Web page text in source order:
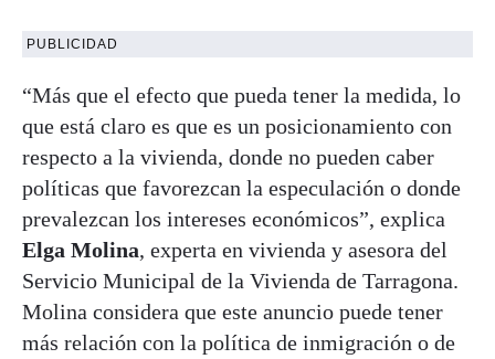
PUBLICIDAD
“Más que el efecto que pueda tener la medida, lo
que está claro es que es un posicionamiento con
respecto a la vivienda, donde no pueden caber
políticas que favorezcan la especulación o donde
prevalezcan los intereses económicos”, explica
Elga Molina, experta en vivienda y asesora del
Servicio Municipal de la Vivienda de Tarragona.
Molina considera que este anuncio puede tener
más relación con la política de inmigración o de